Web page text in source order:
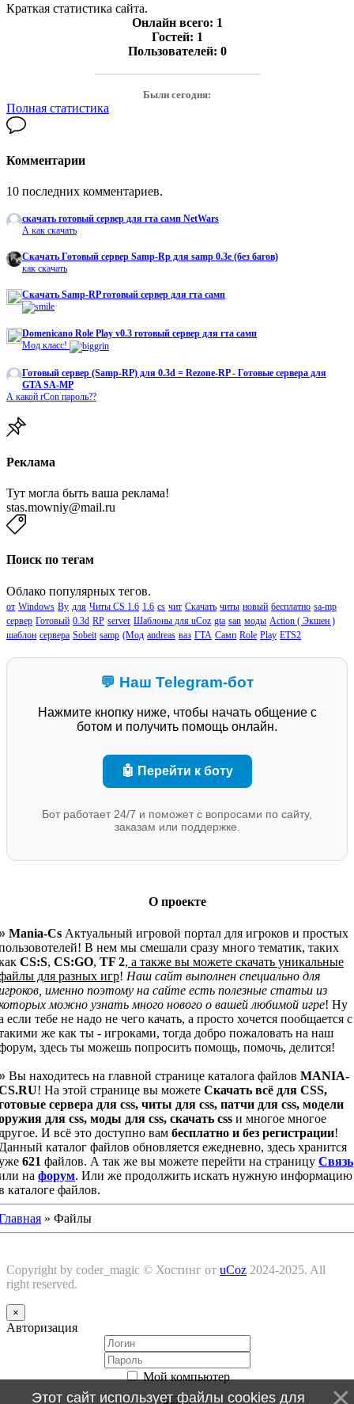
Краткая статистика сайта.
Онлайн всего: 1
Гостей: 1
Пользователей: 0
───────────────────
Были сегодня:
Полная статистика
Комментарии
10 последних комментариев.
скачать готовый сервер для гта самп NetWars
А как скачать
Cкачать Готовый сервер Samp-Rp для samp 0.3e (без багов)
как скачать
Скачать Samp-RP готовый сервер для гта самп
Domenicano Role Play v0.3 готовый сервер для гта самп
Мод класс!
Готовый сервер (Samp-RP) для 0.3d = Rezone-RP - Готовые сервера для
GTA SA-MP
А какой rCon пароль??
Реклама
Тут могла быть ваша реклама!
stas.mowniy@mail.ru
Поиск по тегам
Облако популярных тегов.
от Windows By для Читы CS 1.6 1.6 cs чит Скачать читы новый бесплатно sa-mp
сервер Готовый 0.3d RP server Шаблоны для uCoz gta san моды Action ( Экшен )
шаблон сервера Sobeit samp (Мод andreas ваз ГТА Самп Role Play ETS2
💬 Наш Telegram-бот
Нажмите кнопку ниже, чтобы начать общение с
ботом и получить помощь онлайн.
🤖 Перейти к боту
Бот работает 24/7 и поможет с вопросами по сайту,
заказам или поддержке.
О проекте
Mania-Cs Актуальный игровой портал для игроков и простых
В нем мы смешали сразу много тематик, таких
CS:S, CS:GO, TF 2, а также вы можете скачать уникальные
для разных игр! Наш сайт выполнен специально для
именно поэтому на сайте есть полезные статьи из
можно узнать много нового о вашей любимой игре! Ну
если тебе не надо не чего качать, а просто хочется пообщается с
же как ты - игроками, тогда добро пожаловать на наш
здесь ты можешь попросить помощь, помочь, делится!
Вы находитесь на главной странице каталога файлов MANIA-
! На этой странице вы можете Скачать всё для CSS,
сервера для css, читы для css, патчи для css, модели
для css, моды для css, скачать css и многое многое
И всё это доступно вам бесплатно и без регистрации!
каталог файлов обновляется ежедневно, здесь хранится
621 файлов. А так же вы можете перейти на страницу Связь
на форум. Или же продолжить искать нужную информацию
каталоге файлов.
» Файлы
Copyright by coder_magic © Хостинг от uCoz 2024-2025. All
right reserved.
×
Авторизация
Мой компьютер
Этот сайт использует файлы cookies для